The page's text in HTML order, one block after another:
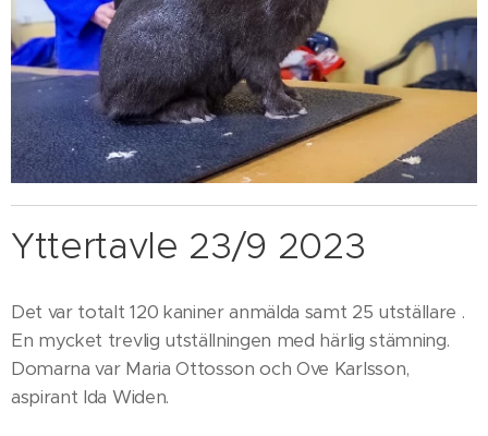
Yttertavle 23/9 2023
Det var totalt 120 kaniner anmälda samt 25 utställare .
En mycket trevlig utställningen med härlig stämning.
Domarna var Maria Ottosson och Ove Karlsson,
aspirant Ida Widen.